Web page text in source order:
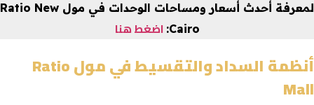
لمعرفة أحدث أسعار ومساحات الوحدات في
مول Ratio New
Cairo
: اضغط هنا
أنظمة السداد والتقسيط في مول Ratio
Mall